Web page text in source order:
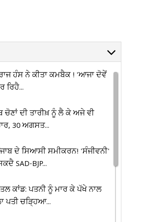
ਹੰਸ ਨੇ ਕੀਤਾ ਕਮਬੈਕ ! 'ਆਜਾ ਦੋਵੇਂ
ਰਿਹੈ...
ਚੋਣਾਂ ਦੀ ਤਾਰੀਖ਼ ਨੂੰ ਲੈ ਕੇ ਅਜੇ ਵੀ
30 ਅਗਸਤ...
ਦੇ ਸਿਆਸੀ ਸਮੀਕਰਨ! 'ਸੰਜੀਵਨੀ'
SAD-BJP...
ਕਾਂਡ: ਪਤਨੀ ਨੂੰ ਮਾਰ ਕੇ ਪੱਖੇ ਨਾਲ
ਪਤੀ ਚੜ੍ਹਿਆ...